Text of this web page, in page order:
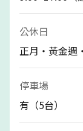
公休日
正月・黃金週
停車場
有（5台）